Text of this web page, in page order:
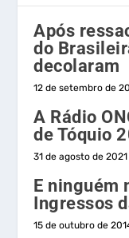
Após
do
decolaram
12 de setembro de
A Rádio
de Tóquio
31 de agosto de 2021
E ninguém
Ingressos
15 de outubro de